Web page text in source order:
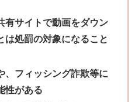
有サイトで動画をダウン
は処罰の対象になること
、フィッシング詐欺等に
性がある